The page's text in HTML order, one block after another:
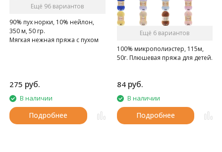
Ещё 96 вариантов
90% пух норки, 10% нейлон,
350 м, 50 гр.
Мягкая нежная пряжа с пухом
275 руб.
В наличии
Подробнее
Ещё 6 вариантов
100% микрополиэстер, 115м,
50г. Плюшевая пряжа для детей.
84 руб.
В наличии
Подробнее